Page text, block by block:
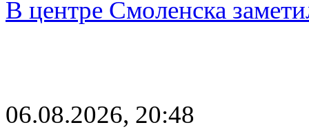
В центре Смоленска
06.08.2026, 20:48